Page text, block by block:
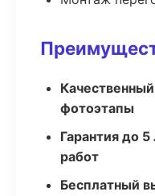
фотоэтапы
Гарантия до
работ
Бесплатный